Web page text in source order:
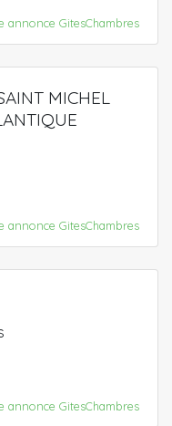
annonce GitesChambres
MICHEL
annonce GitesChambres
annonce GitesChambres